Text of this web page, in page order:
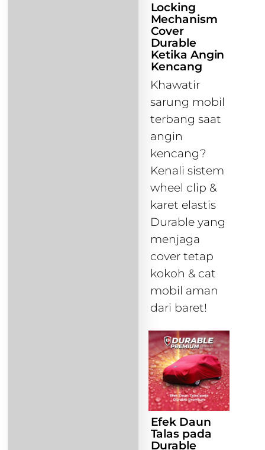
Locking
Mechanism
Cover
Durable
Ketika Angin
Kencang
Khawatir
sarung mobil
terbang saat
angin
kencang?
Kenali sistem
wheel clip &
karet elastis
Durable yang
menjaga
cover tetap
kokoh & cat
mobil aman
dari baret!
Efek Daun
Talas pada
Durable